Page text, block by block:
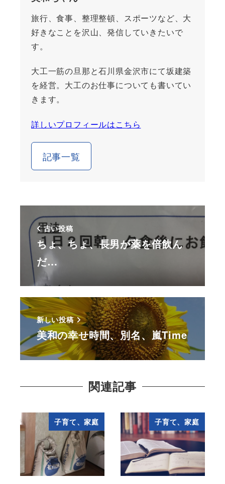
旅行、食事、整理整頓、スポーツなど、大
好きなことを沢山、発信していきたいで
す。
大工一筋の旦那と石川県金沢市にて坂建築
を経営。大工のお仕事についても書いてい
きます。
詳しいプロフィールはこちら
記事一覧
古い投稿
ちょ、ちょ、長男が薬を倍飲ん
だ…
新しい投稿
美和の幸せ時間、別名、嵐Time
関連記事
子育て、家庭 子育て、家庭